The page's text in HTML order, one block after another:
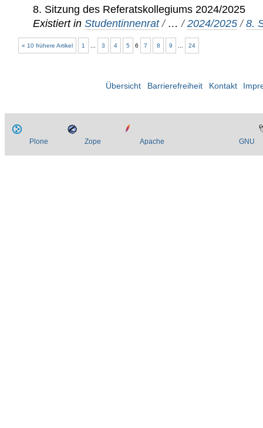
8. Sitzung des Referatskollegiums 2024/2025
Existiert in Studentinnenrat / …/2024/2025 /8.
« 10 frühere Artikel 1 3 4 5 6 7 8 9 24
Übersicht Barrierefreiheit Kontakt
Plone Zope Apache GNU